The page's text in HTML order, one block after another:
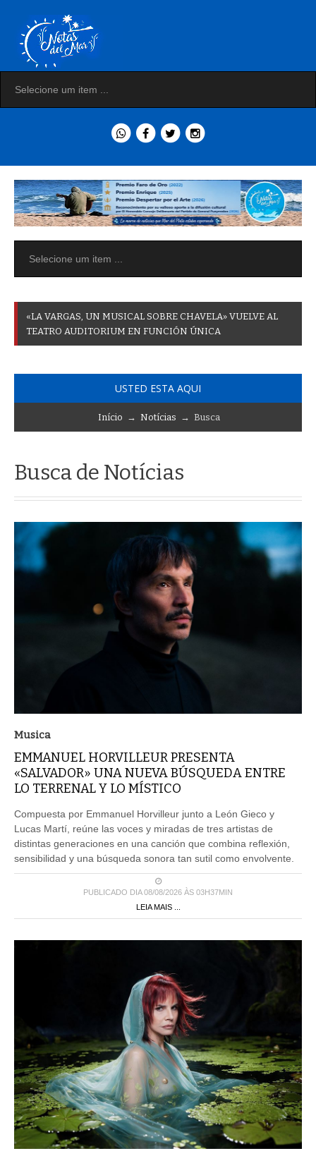
«LA VARGAS UN MUSICAL SOBRE CHAVELA» VUELVE AL
TEATRO AUDITORIUM EN FUNCIÓN ÚNICA
USTED ESTA AQUI
Início → Notícias → Busca
Busca de Notícias
Musica
EMMANUEL HORVILLEUR PRESENTA
«SALVADOR» UNA NUEVA BÚSQUEDA ENTRE
LO TERRENAL Y LO MÍSTICO
Compuesta por Emmanuel Horvilleur junto a León Gieco y
Lucas Martí, reúne las voces y miradas de tres artistas de
distintas generaciones en una canción que combina reflexión,
sensibilidad y una búsqueda sonora tan sutil como envolvente.
PUBLICADO DIA 08/08/2026 ÀS 03H37MIN
LEIA MAIS ...